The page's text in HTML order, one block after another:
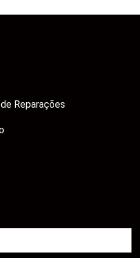
Reparações